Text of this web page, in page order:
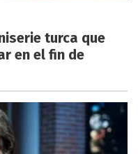
turca que
en el fin de